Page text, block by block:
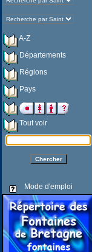
A-Z
Départements
Régions
Pays
Tout voir
Mode d'emploi